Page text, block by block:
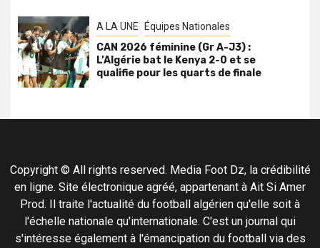
A LA UNE Équipes Nationales
CAN 2026 féminine (Gr A-J3) :
L’Algérie bat le Kenya 2-0 et se
qualifie pour les quarts de finale
Copyright © All rights reserved. Media Foot Dz, la crédibilité
en ligne. Site électronique agréé, appartenant à Ait Si Amer
Prod. Il traite l'actualité du football algérien qu'elle soit à
l'échelle nationale qu'internationale. C'est un journal qui
s'intéresse également à l'émancipation du football via des